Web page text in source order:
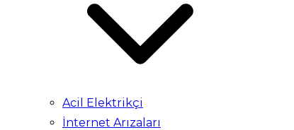
Acil Elektrikçi
İnternet Arızaları